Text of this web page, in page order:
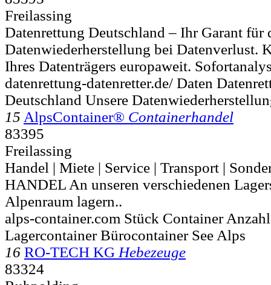
Freilassing
Datenrettung Deutschland – Ihr Garant für
Datenwiederherstellung bei Datenverlust.
Ihres Datenträgers europaweit.
datenrettung-datenretter.de/ Daten
Deutschland Unsere
15 AlpsContainer® Containerhandel
83395
Freilassing
Handel | Miete | Service | Transport |
HANDEL An unseren verschiedenen
Alpenraum lagern..
alps-container.com Stück Container
Lagercontainer Bürocontainer See Alps
16 RO-TECH KG Hebezeuge
83324